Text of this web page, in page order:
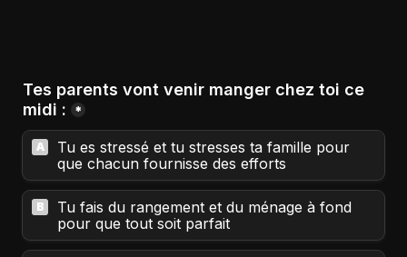
Tes parents vont venir manger chez toi ce
*
A
Tu es stressé et tu stresses ta famille pour
que chacun fournisse des efforts
B
Tu fais du rangement et du ménage à fond
pour que tout soit parfait